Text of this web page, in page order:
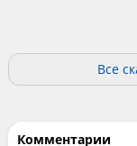
Все
Комментарии